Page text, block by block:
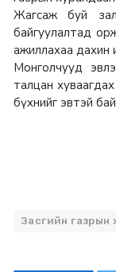
Жагсаж буй
байгуулалтад орж
ажиллахаа дахин
Монголчууд
талцан
бүхнийг эвтэй
Засгийн газрын